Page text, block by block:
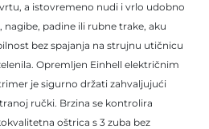
a istovremeno nudi i vrlo udobno
nagibe, padine ili rubne trake, aku
bez spajanja na strujnu utičnicu
Opremljen Einhell električnim
je sigurno držati zahvaljujući
ručki. Brzina se kontrolira
oštrica s 3 zuba bez